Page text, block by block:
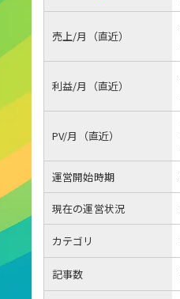
売上/月（直近）
利益/月（直近）
PV/月（直近）
運営開始時期
現在の運営状況
カテゴリ
記事数